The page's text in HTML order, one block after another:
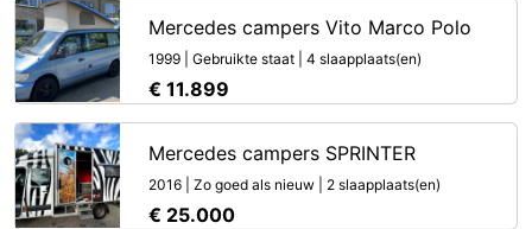
Mercedes campers Vito Marco Polo
1999 | Gebruikte staat | 4 slaapplaats(en)
€ 11.899
Mercedes campers SPRINTER
2016 | Zo goed als nieuw | 2 slaapplaats(en)
€ 25.000